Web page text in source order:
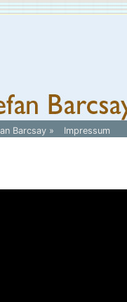
Barcsay » Impressum